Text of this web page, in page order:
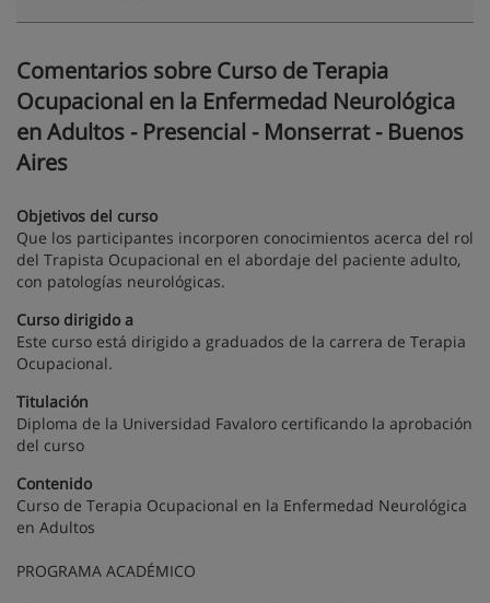
Comentarios sobre Curso de Terapia
Ocupacional en la Enfermedad Neurológica
en Adultos - Presencial - Monserrat - Buenos
Aires
Objetivos del curso
Que los participantes incorporen conocimientos acerca del rol
del Trapista Ocupacional en el abordaje del paciente adulto,
con patologías neurológicas.
Curso dirigido a
Este curso está dirigido a graduados de la carrera de Terapia
Ocupacional.
Titulación
Diploma de la Universidad Favaloro certificando la aprobación
del curso
Contenido
Curso de Terapia Ocupacional en la Enfermedad Neurológica
en Adultos
PROGRAMA ACADÉMICO